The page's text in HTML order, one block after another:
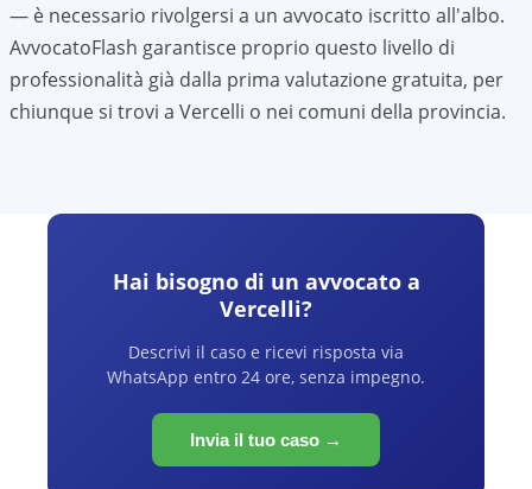
— è necessario rivolgersi a un avvocato iscritto all'albo.
AvvocatoFlash garantisce proprio questo livello di
professionalità già dalla prima valutazione gratuita, per
chiunque si trovi a Vercelli o nei comuni della provincia.
Hai bisogno di un avvocato a
Vercelli?
Descrivi il caso e ricevi risposta via
WhatsApp entro 24 ore, senza impegno.
Invia il tuo caso →